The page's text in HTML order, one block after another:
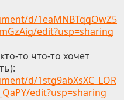
d/1eaMNBTqqOwZ5
edit?usp=sharing
то что-то хочет
d/1stg9abXsXC_LQR
edit?usp=sharing